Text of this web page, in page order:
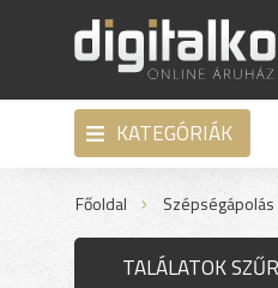
KATEGÓRIÁK
Főoldal
TALÁLATOK